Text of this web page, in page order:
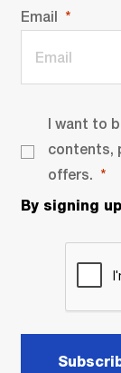
Email
I want to
contents,
offers.
By signing